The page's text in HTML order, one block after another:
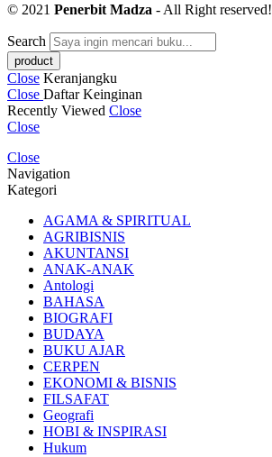
© 2021 Penerbit Madza - All Right reserved!
Search
Close Keranjangku
Close Daftar Keinginan
Recently Viewed Close
Close
Close
Navigation
Kategori
AGAMA & SPIRITUAL
AGRIBISNIS
AKUNTANSI
ANAK-ANAK
Antologi
BAHASA
BIOGRAFI
BUDAYA
BUKU AJAR
CERPEN
EKONOMI & BISNIS
FILSAFAT
Geografi
HOBI & INSPIRASI
Hukum